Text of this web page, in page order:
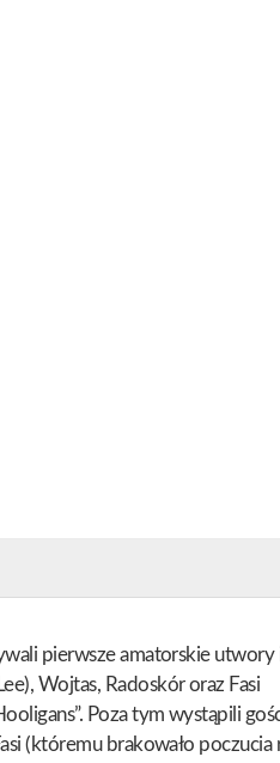
pierwsze amatorskie
Wojtas, Radoskór oraz Fasi
Poza tym wystąpili
(któremu brakowało